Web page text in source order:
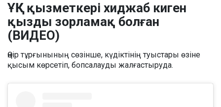
News
ҰҚК қызметкері хиджаб киген
қызды зорламақ болған
(ВИДЕО)
Өңір тұрғынының сөзінше, күдіктінің туыстары өзіне
қысым көрсетіп, бопсалауды жалғастыруда.